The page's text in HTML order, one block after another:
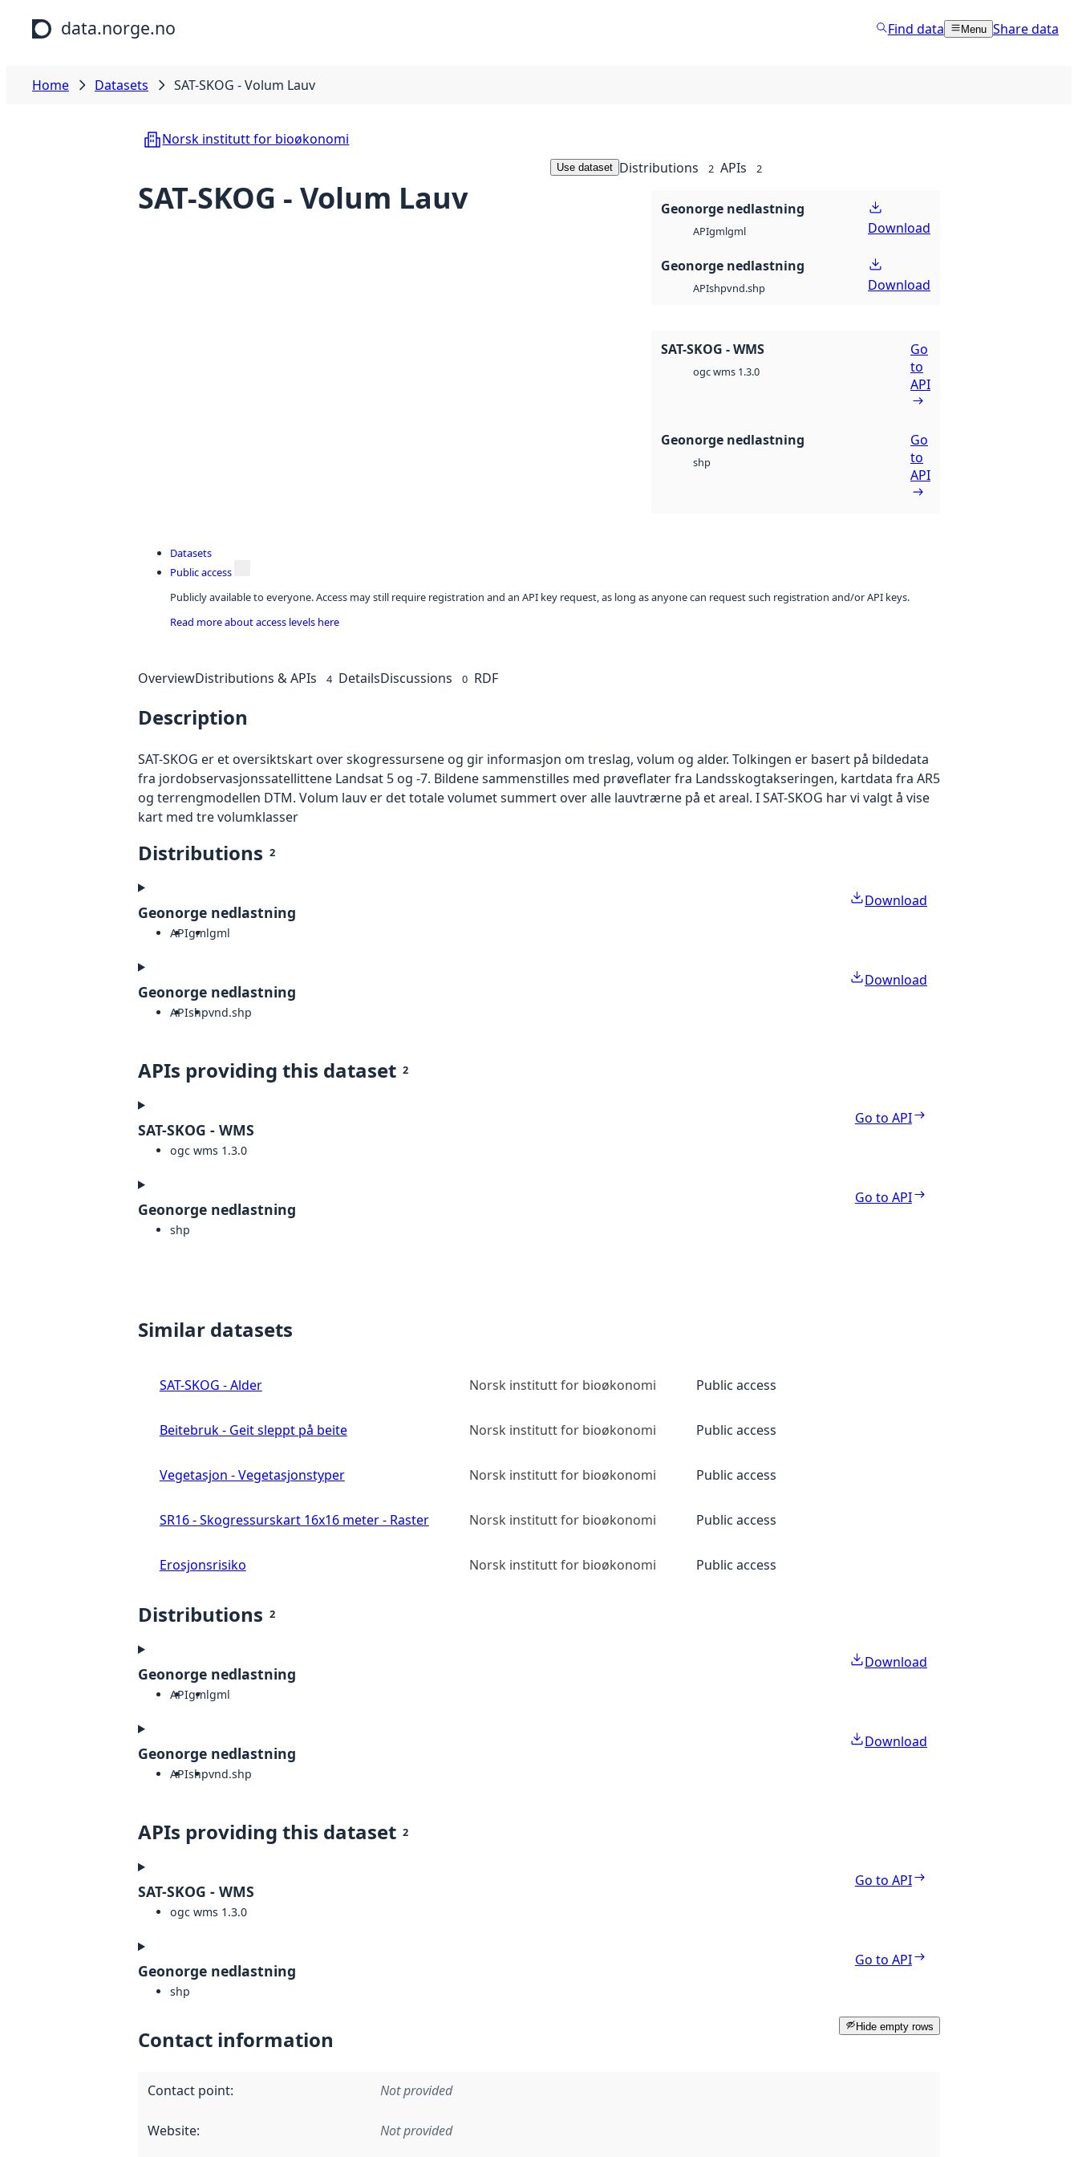
Skip to main content
data.norge.no Find data Menu Share data
Home Datasets SAT-SKOG - Volum Lauv
Norsk institutt for bioøkonomi
SAT-SKOG - Volum Lauv
Use dataset Distributions 2 APIs 2
Geonorge nedlastning
APIgmlgml Download
Geonorge nedlastning
APIshpvnd.shp Download
SAT-SKOG - WMS
ogc wms 1.3.0
Go
to
API
Geonorge nedlastning
shp
Go
to
API
Datasets
Public access
Publicly available to everyone. Access may still require registration and an API key request, as long as anyone can request such registration and/or API keys.
Read more about access levels here
OverviewDistributions & APIs 4 DetailsDiscussions 0 RDF
Description
SAT-SKOG er et oversiktskart over skogressursene og gir informasjon om treslag, volum og alder. Tolkingen er basert på bildedata
fra jordobservasjonssatellittene Landsat 5 og -7. Bildene sammenstilles med prøveflater fra Landsskogtakseringen, kartdata fra AR5
og terrengmodellen DTM. Volum lauv er det totale volumet summert over alle lauvtrærne på et areal. I SAT-SKOG har vi valgt å vise
kart med tre volumklasser
Distributions 2
Geonorge nedlastning
APIgmlgml
Download
Geonorge nedlastning
APIshpvnd.shp
Download
APIs providing this dataset 2
SAT-SKOG - WMS
ogc wms 1.3.0
Go to API
Geonorge nedlastning
shp
Go to API
Similar datasets
SAT-SKOG - Alder Norsk institutt for bioøkonomi Public access
Beitebruk - Geit sleppt på beite Norsk institutt for bioøkonomi Public access
Vegetasjon - Vegetasjonstyper Norsk institutt for bioøkonomi Public access
SR16 - Skogressurskart 16x16 meter - Raster Norsk institutt for bioøkonomi Public access
Erosjonsrisiko Norsk institutt for bioøkonomi Public access
Distributions 2
Geonorge nedlastning
APIgmlgml
Download
Geonorge nedlastning
APIshpvnd.shp
Download
APIs providing this dataset 2
SAT-SKOG - WMS
ogc wms 1.3.0
Go to API
Geonorge nedlastning
shp
Go to API
Hide empty rows
Contact information
Contact point: Not provided
Website: Not provided